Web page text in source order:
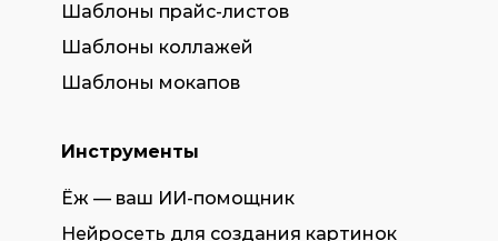
Шаблоны прайс-листов
Шаблоны коллажей
Шаблоны мокапов
Инструменты
Ёж — ваш ИИ-помощник
Нейросеть для создания картинок